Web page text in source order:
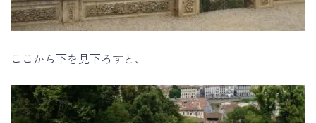
ここから下を見下ろすと、